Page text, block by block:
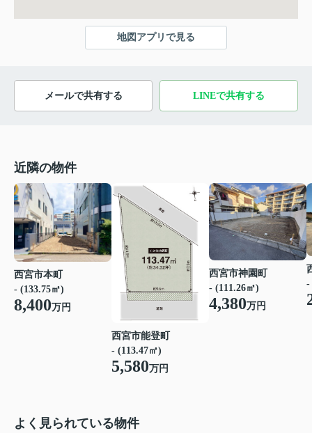
地図アプリで見る
メールで共有する LINEで共有する
近隣の物件
西宮市本町
- (133.75㎡)
8,400万円
西宮市能登町
- (113.47㎡)
5,580万円
西宮市神園町
- (111.26㎡)
4,380万円
-
よく見られている物件